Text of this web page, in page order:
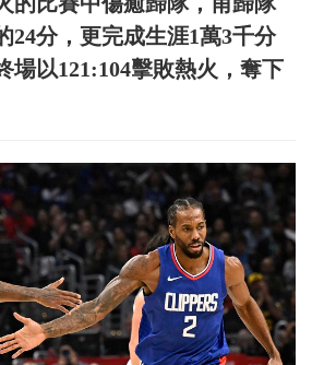
24分，更完成生涯1萬3千分
場以121:104擊敗熱火，奪下